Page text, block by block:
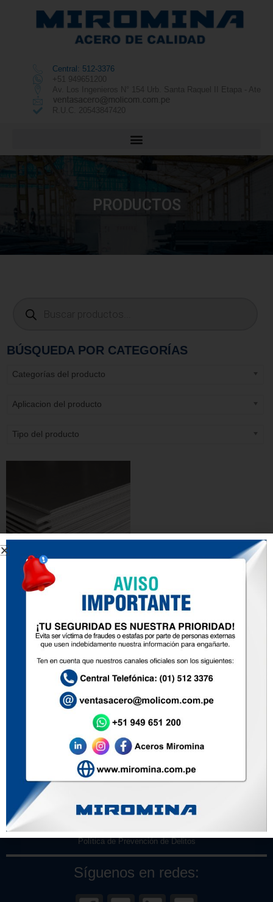
Central: 512-3376
+51 949651200
Av. Los Ingenieros N° 154 Urb. Santa Raquel II Etapa - Ate
R.U.C. 20543847420
PRODUCTOS
BÚSQUEDA POR CATEGORÍAS
Categorías del producto
Aplicacion del producto
Tipo del producto
PLANCHA PARA BALONES
DE GAS
Inicio
Nosotros
Contacto
Soluciones
Política de Prevención de Delitos
Síguenos en redes: